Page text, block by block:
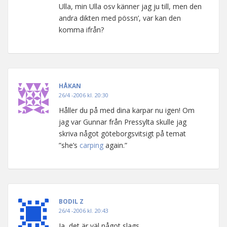
Ulla, min Ulla osv känner jag ju till, men den
andra dikten med pössn’, var kan den
komma ifrån?
HÅKAN
26/4 -2006 kl. 20:30
Håller du på med dina karpar nu igen! Om
jag var Gunnar från Pressylta skulle jag
skriva något göteborgsvitsigt på temat
”she’s carping again.”
BODIL Z
26/4 -2006 kl. 20:43